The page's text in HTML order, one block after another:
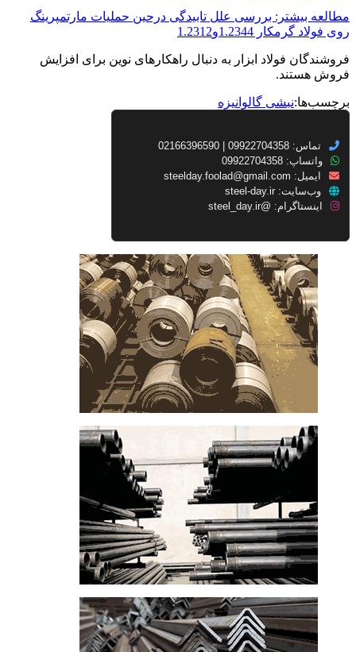
مطالعه بیشتر: بررسی علل تابیدگی درحین حملیات مارتمپرینگ
روی فولاد گرمکار 1.2344و1.2312
فروشندگان فولاد ابزار به دنبال راهکارهای نوین برای افزایش
فروش هستند.
برچسب‌ها:نبشی گالوانیزه
تماس: 09922704358 | 02166396590
واتساپ: 09922704358
ایمیل: steelday.foolad@gmail.com
وب‌سایت: steel-day.ir
اینستاگرام: @steel_day.ir